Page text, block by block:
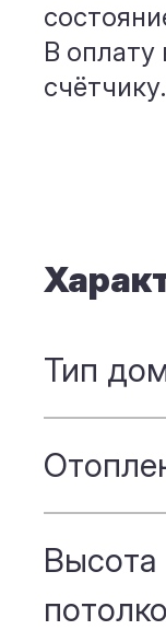
В оплату
счётчику.
Тип
Высота